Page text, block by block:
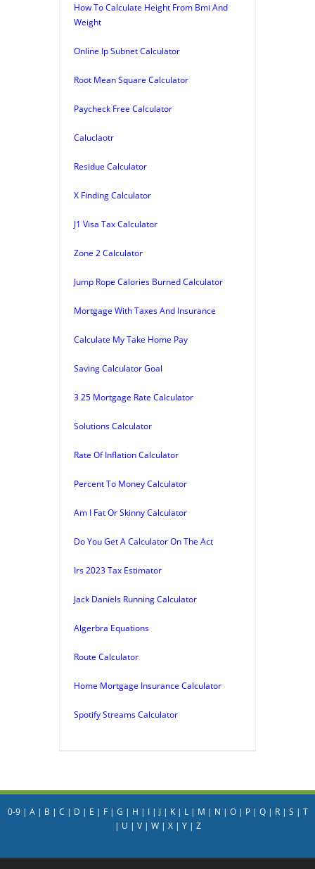
How To Calculate Height From Bmi And
Weight
Online Ip Subnet Calculator
Root Mean Square Calculator
Paycheck Free Calculator
Caluclaotr
Residue Calculator
X Finding Calculator
J1 Visa Tax Calculator
Zone 2 Calculator
Jump Rope Calories Burned Calculator
Mortgage With Taxes And Insurance
Calculate My Take Home Pay
Saving Calculator Goal
3 25 Mortgage Rate Calculator
Solutions Calculator
Rate Of Inflation Calculator
Percent To Money Calculator
Am I Fat Or Skinny Calculator
Do You Get A Calculator On The Act
Irs 2023 Tax Estimator
Jack Daniels Running Calculator
Algerbra Equations
Route Calculator
Home Mortgage Insurance Calculator
Spotify Streams Calculator
0-9| A| B | C | D | E | F| G | H | I| J| K| L| M | N | O| P| Q| R| S | T
| U | V| W| X| Y| Z